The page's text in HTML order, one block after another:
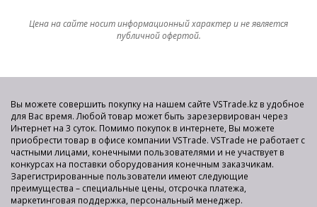
Цена на сайте носит информационный характер и не является
публичной офертой.
Вы можете совершить покупку на нашем сайте VSTrade.kz в удобное
для Вас время. Любой товар может быть зарезервирован через
Интернет на 3 суток. Помимо покупок в интернете, Вы можете
приобрести товар в офисе компании VSTrade. VSTrade не работает с
частными лицами, конечными пользователями и не участвует в
конкурсах на поставки оборудования конечным заказчикам.
Зарегистрированные пользователи имеют следующие
преимущества – специальные цены, отсрочка платежа,
маркетинговая поддержка, персональный менеджер.